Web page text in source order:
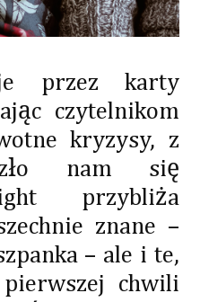
przez karty
czytelnikom
kryzysy, z
nam się
przybliża
znane –
– ale i te,
chwili